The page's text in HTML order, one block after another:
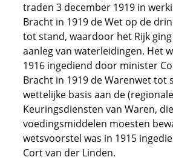
traden 3 december 1919 in
Bracht in 1919 de Wet op de
tot stand, waardoor het Rijk
aanleg van waterleidingen. Het
1916 ingediend door minister
Bracht in 1919 de Warenwet tot
wettelijke basis aan de
Keuringsdiensten van Waren,
voedingsmiddelen moesten
wetsvoorstel was in 1915
Cort van der Linden.